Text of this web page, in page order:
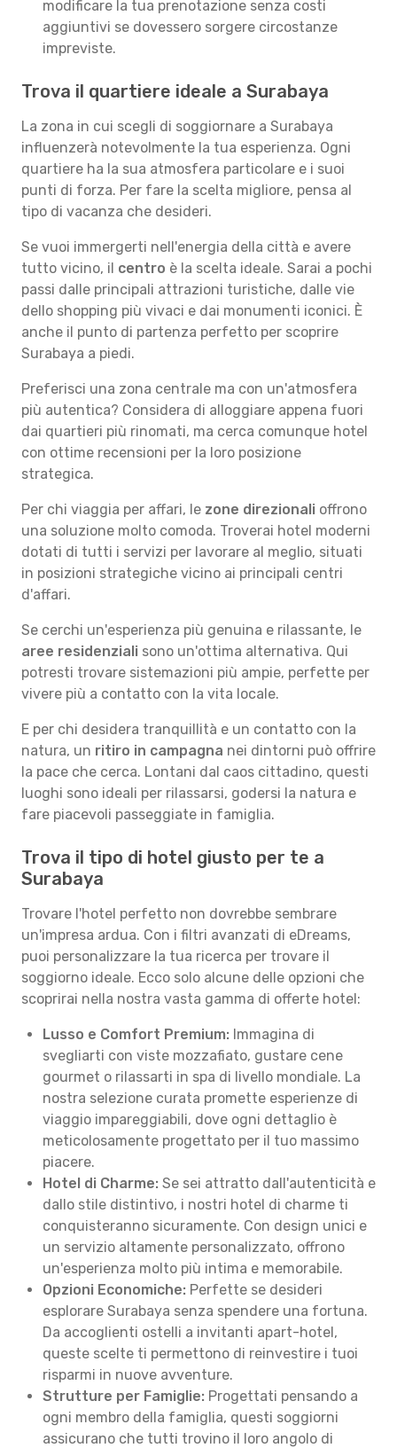
modificare la tua prenotazione senza costi
aggiuntivi se dovessero sorgere circostanze
impreviste.
Trova il quartiere ideale a Surabaya
La zona in cui scegli di soggiornare a Surabaya
influenzerà notevolmente la tua esperienza. Ogni
quartiere ha la sua atmosfera particolare e i suoi
punti di forza. Per fare la scelta migliore, pensa al
tipo di vacanza che desideri.
Se vuoi immergerti nell'energia della città e avere
tutto vicino, il centro è la scelta ideale. Sarai a pochi
passi dalle principali attrazioni turistiche, dalle vie
dello shopping più vivaci e dai monumenti iconici. È
anche il punto di partenza perfetto per scoprire
Surabaya a piedi.
Preferisci una zona centrale ma con un'atmosfera
più autentica? Considera di alloggiare appena fuori
dai quartieri più rinomati, ma cerca comunque hotel
con ottime recensioni per la loro posizione
strategica.
Per chi viaggia per affari, le zone direzionali offrono
una soluzione molto comoda. Troverai hotel moderni
dotati di tutti i servizi per lavorare al meglio, situati
in posizioni strategiche vicino ai principali centri
d'affari.
Se cerchi un'esperienza più genuina e rilassante, le
aree residenziali sono un'ottima alternativa. Qui
potresti trovare sistemazioni più ampie, perfette per
vivere più a contatto con la vita locale.
E per chi desidera tranquillità e un contatto con la
natura, un ritiro in campagna nei dintorni può offrire
la pace che cerca. Lontani dal caos cittadino, questi
luoghi sono ideali per rilassarsi, godersi la natura e
fare piacevoli passeggiate in famiglia.
Trova il tipo di hotel giusto per te a
Surabaya
Trovare l'hotel perfetto non dovrebbe sembrare
un'impresa ardua. Con i filtri avanzati di eDreams,
puoi personalizzare la tua ricerca per trovare il
soggiorno ideale. Ecco solo alcune delle opzioni che
scoprirai nella nostra vasta gamma di offerte hotel:
Lusso e Comfort Premium: Immagina di
svegliarti con viste mozzafiato, gustare cene
gourmet o rilassarti in spa di livello mondiale. La
nostra selezione curata promette esperienze di
viaggio impareggiabili, dove ogni dettaglio è
meticolosamente progettato per il tuo massimo
piacere.
Hotel di Charme: Se sei attratto dall'autenticità e
dallo stile distintivo, i nostri hotel di charme ti
conquisteranno sicuramente. Con design unici e
un servizio altamente personalizzato, offrono
un'esperienza molto più intima e memorabile.
Opzioni Economiche: Perfette se desideri
esplorare Surabaya senza spendere una fortuna.
Da accoglienti ostelli a invitanti apart-hotel,
queste scelte ti permettono di reinvestire i tuoi
risparmi in nuove avventure.
Strutture per Famiglie: Progettati pensando a
ogni membro della famiglia, questi soggiorni
assicurano che tutti trovino il loro angolo di